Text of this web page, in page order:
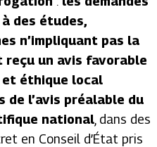
des études,
n’impliquant pas la
reçu un avis favorable
et éthique local
de l’avis préalable du
national , dans des
en Conseil d’État pris